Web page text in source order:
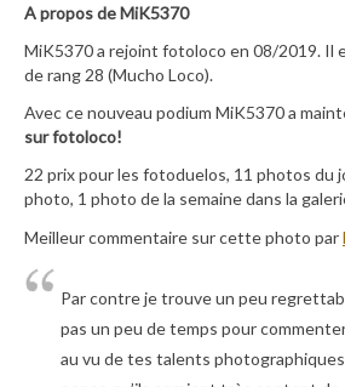
A propos de MiK5370
MiK5370 a rejoint fotoloco en 08/2019. Il
de rang 28 (Mucho Loco).
Avec ce nouveau podium MiK5370 a
sur fotoloco!
22 prix pour les fotoduelos, 11 photos du
photo, 1 photo de la semaine dans la
Meilleur commentaire sur cette photo par
Par contre je trouve un peu
pas un peu de temps pour
au vu de tes talents